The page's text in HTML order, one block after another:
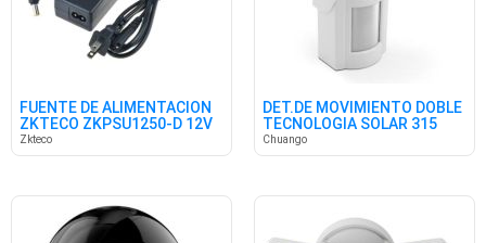
FUENTE DE ALIMENTACION
ZKTECO ZKPSU1250-D 12V
3A
Zkteco
DET.DE MOVIMIENTO DOBLE
TECNOLOGIA SOLAR 315
MHZ
Chuango